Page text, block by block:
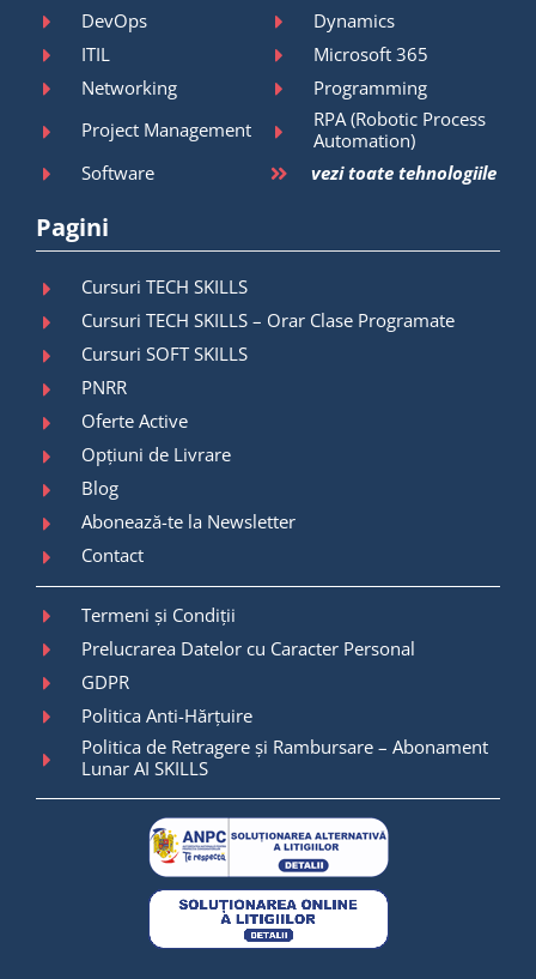
DevOps
Dynamics
ITIL
Microsoft 365
Networking
Programming
Project Management
RPA (Robotic Process
Automation)
Software
vezi toate tehnologiile
Pagini
Cursuri TECH SKILLS
Cursuri TECH SKILLS – Orar Clase Programate
Cursuri SOFT SKILLS
PNRR
Oferte Active
Opțiuni de Livrare
Blog
Abonează-te la Newsletter
Contact
Termeni și Condiții
Prelucrarea Datelor cu Caracter Personal
GDPR
Politica Anti-Hărțuire
Politica de Retragere și Rambursare – Abonament
Lunar AI SKILLS